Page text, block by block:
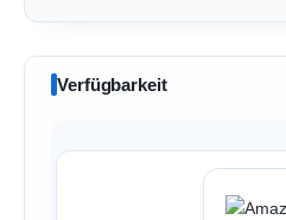
Verfügbarkeit